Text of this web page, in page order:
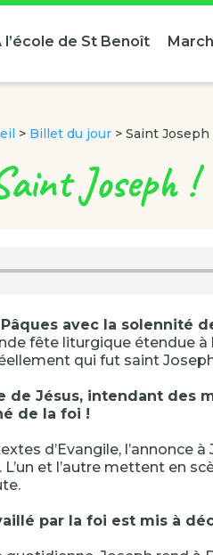
l’école de St Benoît
> Billet du jour> Saint Joseph
Joseph !
avec la solennité
fête liturgique étendue à
qui fut saint
de Jésus, intendant des
de la foi !
d’Evangile, l’annonce à
et l’autre mettent en
par la foi est mis à